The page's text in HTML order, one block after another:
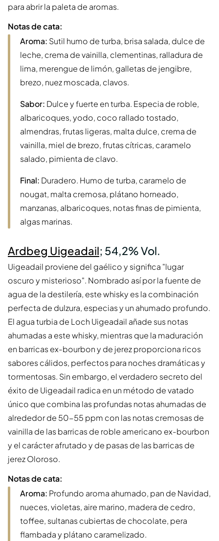
para abrir la paleta de aromas.
Notas de cata:
Aroma: Sutil humo de turba, brisa salada, dulce de
leche, crema de vainilla, clementinas, ralladura de
lima, merengue de limón, galletas de jengibre,
brezo, nuez moscada, clavos.
Sabor: Dulce y fuerte en turba. Especia de roble,
albaricoques, yodo, coco rallado tostado,
almendras, frutas ligeras, malta dulce, crema de
vainilla, miel de brezo, frutas cítricas, caramelo
salado, pimienta de clavo.
Final: Duradero. Humo de turba, caramelo de
nougat, malta cremosa, plátano horneado,
manzanas, albaricoques, notas finas de pimienta,
algas marinas.
Ardbeg Uigeadail; 54,2% Vol.
Uigeadail proviene del gaélico y significa "lugar
oscuro y misterioso". Nombrado así por la fuente de
agua de la destilería, este whisky es la combinación
perfecta de dulzura, especias y un ahumado profundo.
El agua turbia de Loch Uigeadail añade sus notas
ahumadas a este whisky, mientras que la maduración
en barricas ex-bourbon y de jerez proporciona ricos
sabores cálidos, perfectos para noches dramáticas y
tormentosas. Sin embargo, el verdadero secreto del
éxito de Uigeadail radica en un método de vatado
único que combina las profundas notas ahumadas de
alrededor de 50-55 ppm con las notas cremosas de
vainilla de las barricas de roble americano ex-bourbon
y el carácter afrutado y de pasas de las barricas de
jerez Oloroso.
Notas de cata:
Aroma: Profundo aroma ahumado, pan de Navidad,
nueces, violetas, aire marino, madera de cedro,
toffee, sultanas cubiertas de chocolate, pera
flambada y plátano caramelizado.